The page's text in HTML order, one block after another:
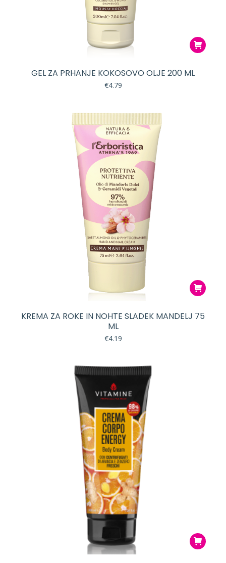
GEL ZA PRHANJE KOKOSOVO OLJE 200 ML
€4.79
KREMA ZA ROKE IN NOHTE SLADEK MANDELJ 75
ML
€4.19